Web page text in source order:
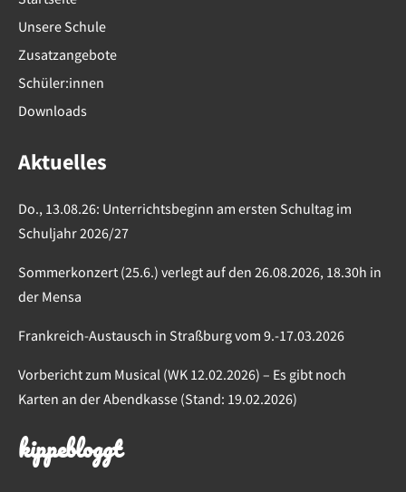
Unsere Schule
Zusatzangebote
Schüler:innen
Downloads
Aktuelles
Do., 13.08.26: Unterrichtsbeginn am ersten Schultag im
Schuljahr 2026/27
Sommerkonzert (25.6.) verlegt auf den 26.08.2026, 18.30h in
der Mensa
Frankreich-Austausch in Straßburg vom 9.-17.03.2026
Vorbericht zum Musical (WK 12.02.2026) – Es gibt noch
Karten an der Abendkasse (Stand: 19.02.2026)
kippebloggt